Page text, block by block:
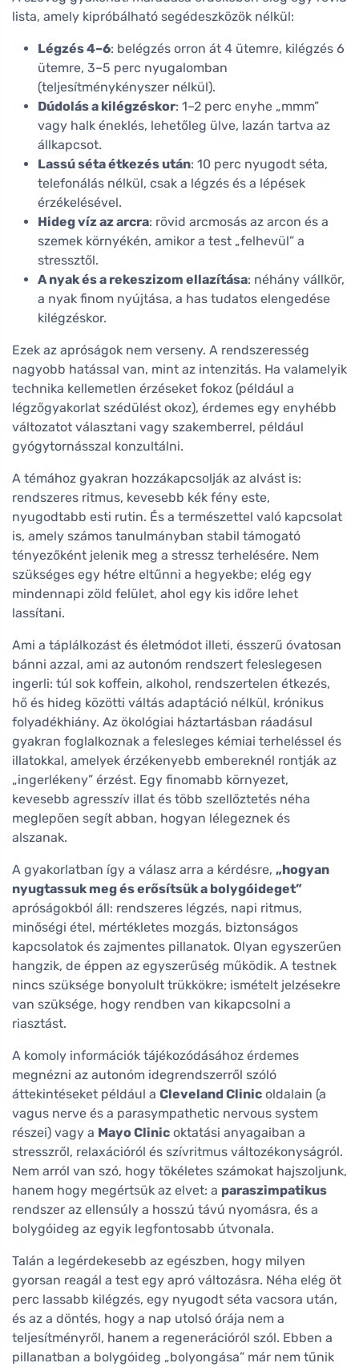
lista, amely kipróbálható segédeszközök nélkül:
Légzés 4–6: belégzés orron át 4 ütemre, kilégzés 6
ütemre, 3–5 perc nyugalomban
(teljesítménykényszer nélkül).
Dúdolás a kilégzéskor: 1–2 perc enyhe „mmm”
vagy halk éneklés, lehetőleg ülve, lazán tartva az
állkapcsot.
Lassú séta étkezés után: 10 perc nyugodt séta,
telefonálás nélkül, csak a légzés és a lépések
érzékelésével.
Hideg víz az arcra: rövid arcmosás az arcon és a
szemek környékén, amikor a test „felhevül” a
stressztől.
A nyak és a rekeszizom ellazítása: néhány vállkör,
a nyak finom nyújtása, a has tudatos elengedése
kilégzéskor.
Ezek az apróságok nem verseny. A rendszeresség
nagyobb hatással van, mint az intenzitás. Ha valamelyik
technika kellemetlen érzéseket fokoz (például a
légzőgyakorlat szédülést okoz), érdemes egy enyhébb
változatot választani vagy szakemberrel, például
gyógytornásszal konzultálni.
A témához gyakran hozzákapcsolják az alvást is:
rendszeres ritmus, kevesebb kék fény este,
nyugodtabb esti rutin. És a természettel való kapcsolat
is, amely számos tanulmányban stabil támogató
tényezőként jelenik meg a stressz terhelésére. Nem
szükséges egy hétre eltűnni a hegyekbe; elég egy
mindennapi zöld felület, ahol egy kis időre lehet
lassítani.
Ami a táplálkozást és életmódot illeti, ésszerű óvatosan
bánni azzal, ami az autonóm rendszert feleslegesen
ingerli: túl sok koffein, alkohol, rendszertelen étkezés,
hő és hideg közötti váltás adaptáció nélkül, krónikus
folyadékhiány. Az ökológiai háztartásban ráadásul
gyakran foglalkoznak a felesleges kémiai terheléssel és
illatokkal, amelyek érzékenyebb embereknél rontják az
„ingerlékeny” érzést. Egy finomabb környezet,
kevesebb agresszív illat és több szellőztetés néha
meglepően segít abban, hogyan lélegeznek és
alszanak.
A gyakorlatban így a válasz arra a kérdésre, „hogyan
nyugtassuk meg és erősítsük a bolygóideget”
apróságokból áll: rendszeres légzés, napi ritmus,
minőségi étel, mértékletes mozgás, biztonságos
kapcsolatok és zajmentes pillanatok. Olyan egyszerűen
hangzik, de éppen az egyszerűség működik. A testnek
nincs szüksége bonyolult trükkökre; ismételt jelzésekre
van szüksége, hogy rendben van kikapcsolni a
riasztást.
A komoly információk tájékozódásához érdemes
megnézni az autonóm idegrendszerről szóló
áttekintéseket például a Cleveland Clinic oldalain (a
vagus nerve és a parasympathetic nervous system
részei) vagy a Mayo Clinic oktatási anyagaiban a
stresszről, relaxációról és szívritmus változékonyságról.
Nem arról van szó, hogy tökéletes számokat hajszoljunk,
hanem hogy megértsük az elvet: a paraszimpatikus
rendszer az ellensúly a hosszú távú nyomásra, és a
bolygóideg az egyik legfontosabb útvonala.
Talán a legérdekesebb az egészben, hogy milyen
gyorsan reagál a test egy apró változásra. Néha elég öt
perc lassabb kilégzés, egy nyugodt séta vacsora után,
és az a döntés, hogy a nap utolsó órája nem a
teljesítményről, hanem a regenerációról szól. Ebben a
pillanatban a bolygóideg „bolyongása” már nem tűnik